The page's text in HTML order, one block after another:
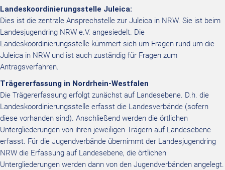
Landeskoordinierungsstelle Juleica:
Dies ist die zentrale Ansprechstelle zur Juleica in NRW. Sie ist beim
Landesjugendring NRW e.V. angesiedelt. Die
Landeskoordinierungsstelle kümmert sich um Fragen rund um die
Juleica in NRW und ist auch zuständig für Fragen zum
Antragsverfahren.
Trägererfassung in Nordrhein-Westfalen
Die Trägererfassung erfolgt zunächst auf Landesebene. D.h. die
Landeskoordinierungsstelle erfasst die Landesverbände (sofern
diese vorhanden sind). Anschließend werden die örtlichen
Untergliederungen von ihren jeweiligen Trägern auf Landesebene
erfasst. Für die Jugendverbände übernimmt der Landesjugendring
NRW die Erfassung auf Landesebene, die örtlichen
Untergliederungen werden dann von den Jugendverbänden angelegt.